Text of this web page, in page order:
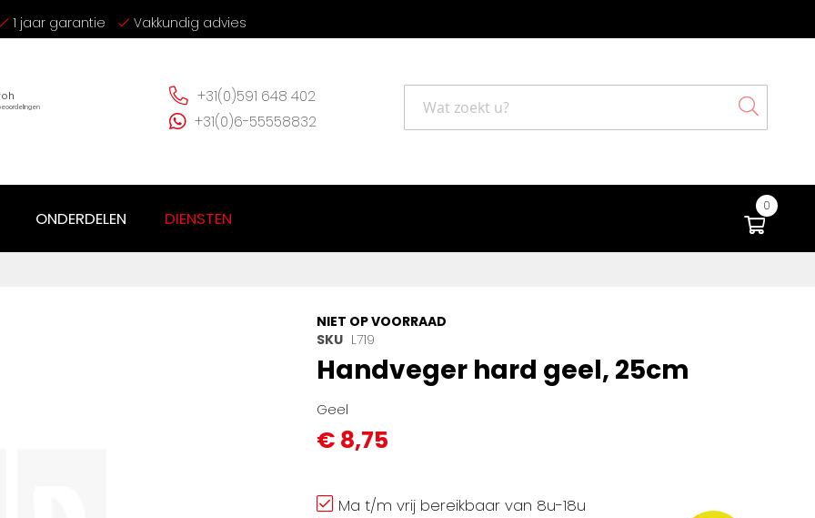
1 jaar garantie Vakkundig advies
+31(0)591 648 402
+31(0)6-55558832
Search
0
ONDERDELEN DIENSTEN
NIET OP VOORRAAD
SKU L719
Handveger hard geel, 25cm
Geel
€ 8,75
Ma t/m vrij bereikbaar van 8u-18u